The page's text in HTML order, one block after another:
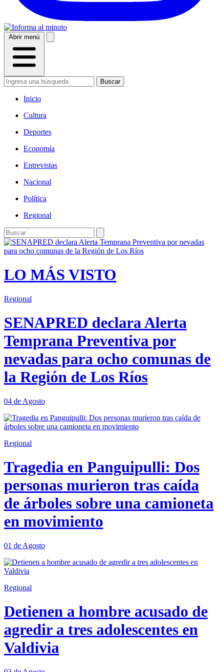
Abrir menú
Buscar
Inicio
Cultura
Deportes
Economía
Entrevistas
Nacional
Política
Regional
LO MÁS VISTO
Regional
SENAPRED declara Alerta
Temprana Preventiva por
nevadas para ocho comunas de
la Región de Los Ríos
04 de Agosto
Regional
Tragedia en Panguipulli: Dos
personas murieron tras caída
de árboles sobre una camioneta
en movimiento
01 de Agosto
Regional
Detienen a hombre acusado de
agredir a tres adolescentes en
Valdivia